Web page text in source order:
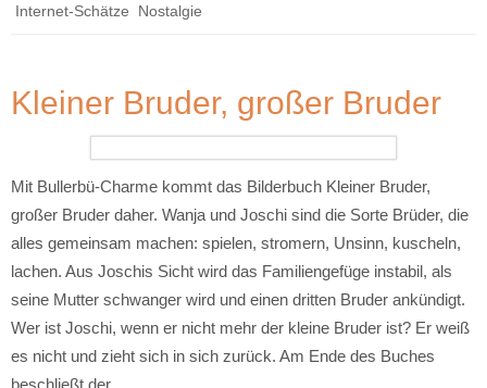
Internet-Schätze Nostalgie
Kleiner Bruder, großer Bruder
Mit Bullerbü-Charme kommt das Bilderbuch Kleiner Bruder,
großer Bruder daher. Wanja und Joschi sind die Sorte Brüder, die
alles gemeinsam machen: spielen, stromern, Unsinn, kuscheln,
lachen. Aus Joschis Sicht wird das Familiengefüge instabil, als
seine Mutter schwanger wird und einen dritten Bruder ankündigt.
Wer ist Joschi, wenn er nicht mehr der kleine Bruder ist? Er weiß
es nicht und zieht sich in sich zurück. Am Ende des Buches
beschließt der…